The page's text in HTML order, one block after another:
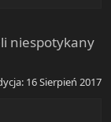
na 15 lat
niespotykany
16 Sierpień 2017